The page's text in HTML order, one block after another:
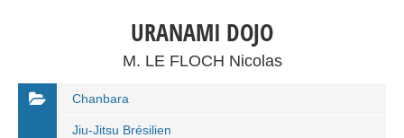
URANAMI DOJO
M. LE FLOCH Nicolas
Chanbara
Jiu-Jitsu Brésilien